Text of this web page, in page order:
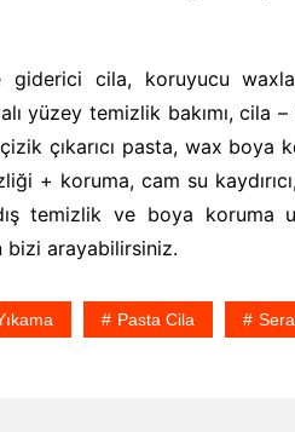
giderici cila, koruyucu
yüzey temizlik bakımı, cila
çıkarıcı pasta, wax boya
+ koruma, cam su
temizlik ve boya koruma
bizi arayabilirsiniz.
Pasta Cila